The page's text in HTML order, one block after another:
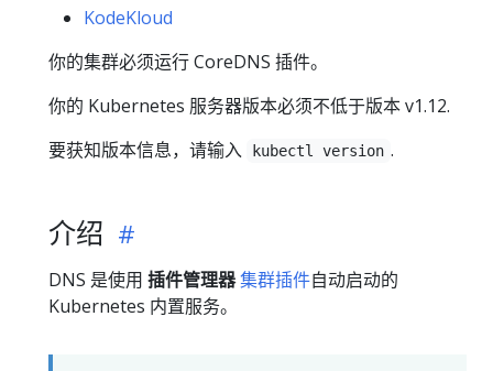
KodeKloud
你的集群必须运行 CoreDNS 插件。
你的 Kubernetes 服务器版本必须不低于版本 v1.12.
要获知版本信息，请输入
kubectl version .
介绍
DNS 是使用 插件管理器集群插件自动启动的
Kubernetes 内置服务。